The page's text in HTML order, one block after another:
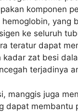
komponen
yang
ke seluruh
teratur dapat
kadar zat besi
terjadinya
manggis juga
dapat membantu